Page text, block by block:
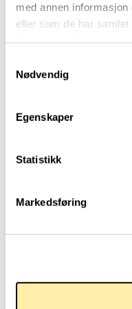
med annen informasjon
eller som de har
Nødvendig
Egenskaper
Statistikk
Markedsføring
Aktuelt
Arendalsuka 2026